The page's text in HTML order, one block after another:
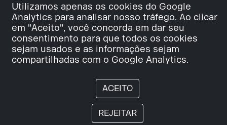
Utilizamos apenas os cookies do Google
Analytics para analisar nosso tráfego. Ao clicar
em "Aceito", você concorda em dar seu
consentimento para que todos os cookies
sejam usados e as informações sejam
compartilhadas com o Google Analytics.
ACEITO
REJEITAR